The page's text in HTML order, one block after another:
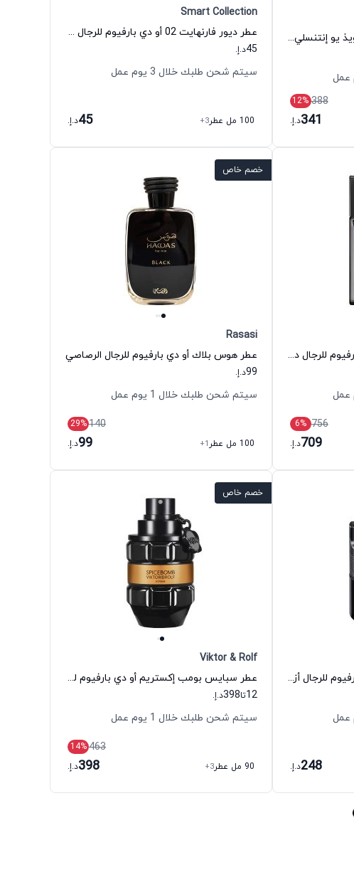
عطر امبوريو ارماني سترونجر ويذ يو إنتنسلي أو دي بارفيوم للرجال جورجيو أرماني
388
12%
341د.إ.
Smart Collection
عطر ديور فارنهايت 02 أو دي بارفيوم للرجال سمارت كولكشن
45د.إ.
سيتم شحن طلبك خلال 3 يوم عمل
100 مل عطر +3
45د.إ.
عطر ديور هوم إنتنس أو دي بارفيوم للرجال ديور
756
6%
709د.إ.
خصم خاص
Rasasi
عطر هوس بلاك أو دي بارفيوم للرجال الرصاصي
99د.إ.
سيتم شحن طلبك خلال 1 يوم عمل
140
29%
100 مل عطر
+1
99د.إ.
عطر ذي موست وانتد أو دي بارفيوم للرجال أزارو
248د.إ.
خصم خاص
Viktor & Rolf
عطر سبايس بومب إكستريم أو دي بارفيوم للرجال فيكتور آند رولف
12تا398د.إ.
سيتم شحن طلبك خلال 1 يوم عمل
463
14%
90 مل عطر
+3
398د.إ.